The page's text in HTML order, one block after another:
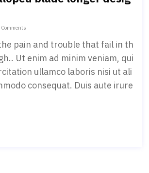
pain and trouble that fail in th
Ut enim ad minim veniam, qui
ullamco laboris nisi ut ali
consequat. Duis aute irure